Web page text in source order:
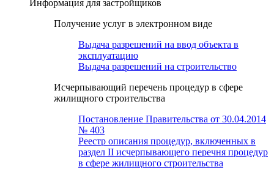
Информация для застройщиков
Получение услуг в электронном виде
Выдача разрешений на ввод объекта в
эксплуатацию
Выдача разрешений на строительство
Исчерпывающий перечень процедур в сфере
жилищного строительства
Постановление Правительства от 30.04.2014
№ 403
Реестр описания процедур, включенных в
раздел II исчерпывающего перечня процедур
в сфере жилищного строительства